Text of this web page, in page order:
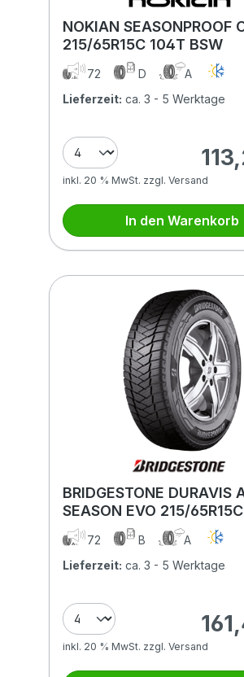
NOKIAN SEASONPROOF
215/65R15C 104T BSW
72 D
A
Lieferzeit: ca. 3 - 5 Werktage
inkl. 20 % MwSt. zzgl. Versand
In den Warenkorb
BRIDGESTONE DURAVIS
SEASON EVO 215/65R15C
104/102T ENLITEN BSW
72 B
A
Lieferzeit: ca. 3 - 5 Werktage
inkl. 20 % MwSt. zzgl. Versand